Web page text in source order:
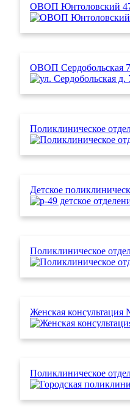
ОВОП Юнтоловский
ОВОП Сердобольская
Поликлиническое
Детское
Поликлиническое
Женская консультация
Поликлиническое